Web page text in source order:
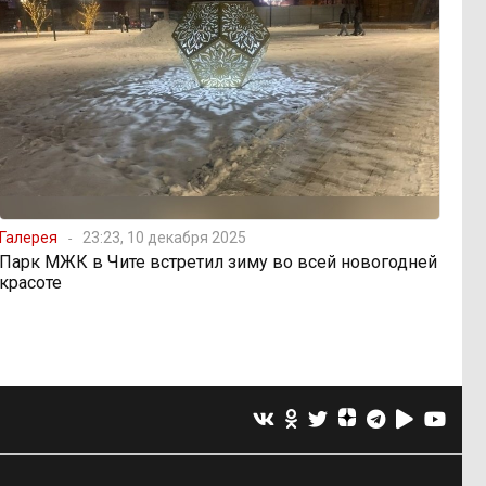
Галерея 23:23, 10 декабря 2025
Парк МЖК в Чите встретил зиму во всей новогодней
красоте